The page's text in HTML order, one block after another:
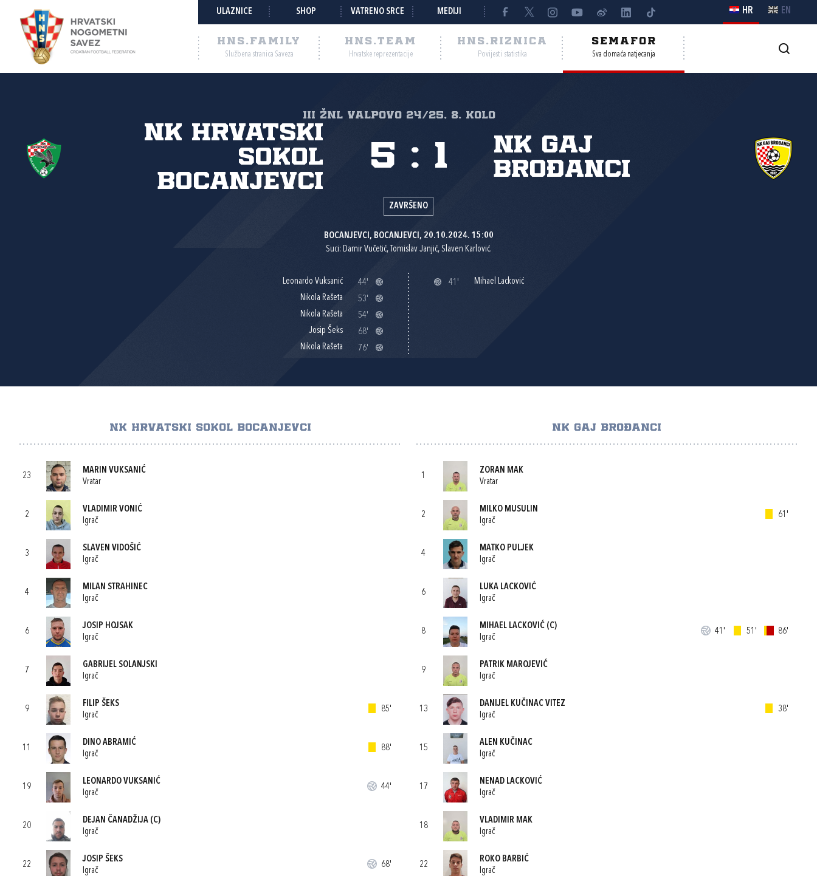
ULAZNICE SHOP VATRENO SRCE MEDIJI HR EN
HNS.FAMILY
Službena stranica Saveza
HNS.TEAM
Hrvatske reprezentacije
HNS.RIZNICA
Povijest i statistika
SEMAFOR
Sva domaća natjecanja
III ŽNL VALPOVO 24/25, 8. kolo
NK Hrvatski
Sokol
Bocanjevci
NK Gaj
Brođanci
5 : 1
ZAVRŠENO
BOCANJEVCI, BOCANJEVCI, 20.10.2024. 15:00
Suci: Damir Vučetić, Tomislav Janjić, Slaven Karlović.
Leonardo Vuksanić
44'
Nikola Rašeta
53'
Nikola Rašeta
54'
Josip Šeks
68'
Nikola Rašeta
76'
41' Mihael Lacković
NK HRVATSKI SOKOL BOCANJEVCI
23
MARIN VUKSANIĆ
Vratar
2
VLADIMIR VONIĆ
Igrač
3
SLAVEN VIDOŠIĆ
Igrač
4
MILAN STRAHINEC
Igrač
6
JOSIP HOJSAK
Igrač
7
GABRIJEL SOLANJSKI
Igrač
9
FILIP ŠEKS
Igrač
85'
11
DINO ABRAMIĆ
Igrač
88'
19
LEONARDO VUKSANIĆ
Igrač
44'
20
DEJAN ČANADŽIJA (C)
Igrač
22
JOSIP ŠEKS
Igrač
68'
NK GAJ BROĐANCI
1
ZORAN MAK
Vratar
2
MILKO MUSULIN
Igrač
61'
4
MATKO PULJEK
Igrač
6
LUKA LACKOVIĆ
Igrač
8
MIHAEL LACKOVIĆ(C)
Igrač
41' 51' 86'
9
PATRIK MAROJEVIĆ
Igrač
13
DANIJEL KUČINAC VITEZ
Igrač
38'
15
ALEN KUČINAC
Igrač
17
NENAD LACKOVIĆ
Igrač
18
VLADIMIR MAK
Igrač
22
ROKO BARBIĆ
Igrač